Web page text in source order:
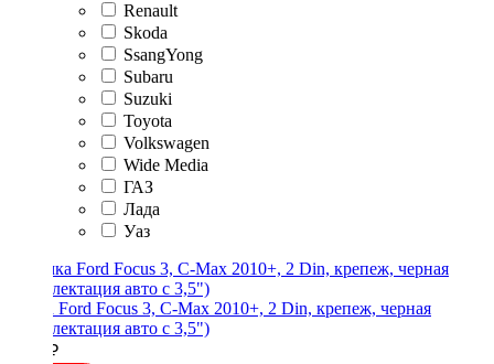
Renault
Skoda
SsangYong
Subaru
Suzuki
Toyota
Volkswagen
Wide Media
ГАЗ
Лада
Уаз
Рамка Ford Focus 3, C-Max 2010+, 2 Din, крепеж, черная
(комплектация авто с 3,5")
2700 ₽